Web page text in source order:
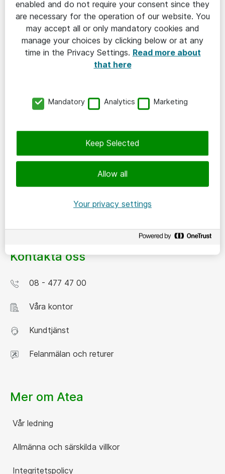
Om
I Sverige är vi ca 2 700 medarbetare på ett
trettiotal orter från Malmö i söder till Kiruna i
norr. Omkring 1 000 av oss är konsulter.
Event och webinar
Kundcase
Kontakta oss
08 - 477 47 00
Våra kontor
Kundtjänst
Felanmälan och returer
Mer om Atea
Vår ledning
Allmänna och särskilda villkor
Integritetspolicy
enabled and do not require your consent since they
are necessary for the operation of our website. You
may accept all or only mandatory cookies and
manage your choices by clicking below or at any
time in the Privacy Settings. Read more about
that here
Mandatory Analytics Marketing
Allow all
Keep Selected
Your privacy settings